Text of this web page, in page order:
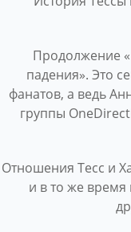
Продолжение
падения». Это
фанатов, а ведь
группы
Отношения Тесс и
и в то же